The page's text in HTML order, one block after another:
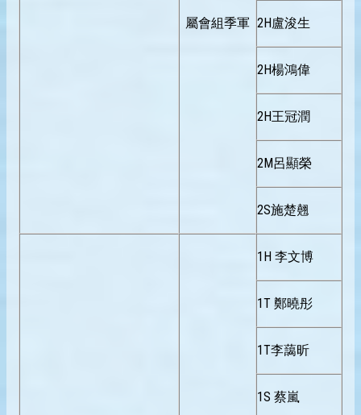
屬會組季軍 2H盧浚生
2H楊鴻偉
2H王冠潤
2M呂顯榮
2S施楚翹
1H 李文博
1T 鄭曉彤
1T李藹昕
1S 蔡嵐